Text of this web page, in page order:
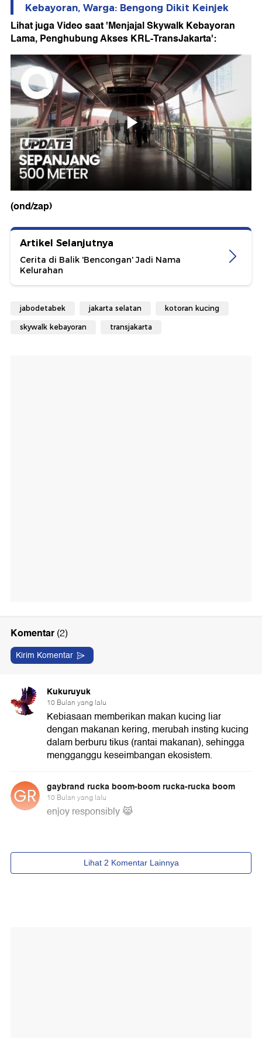
Kebayoran, Warga: Bengong Dikit Keinjek
Lihat juga Video saat 'Menjajal Skywalk Kebayoran
Lama, Penghubung Akses KRL-TransJakarta':
(ond/zap)
Artikel Selanjutnya
Cerita di Balik 'Bencongan' Jadi Nama
Kelurahan
jabodetabek jakarta selatan kotoran kucing
skywalk kebayoran transjakarta